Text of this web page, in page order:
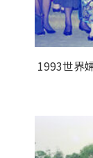
1993世界